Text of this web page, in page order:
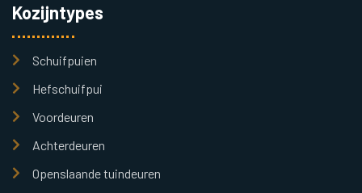
Kozijntypes
Schuifpuien
Hefschuifpui
Voordeuren
Achterdeuren
Openslaande tuindeuren